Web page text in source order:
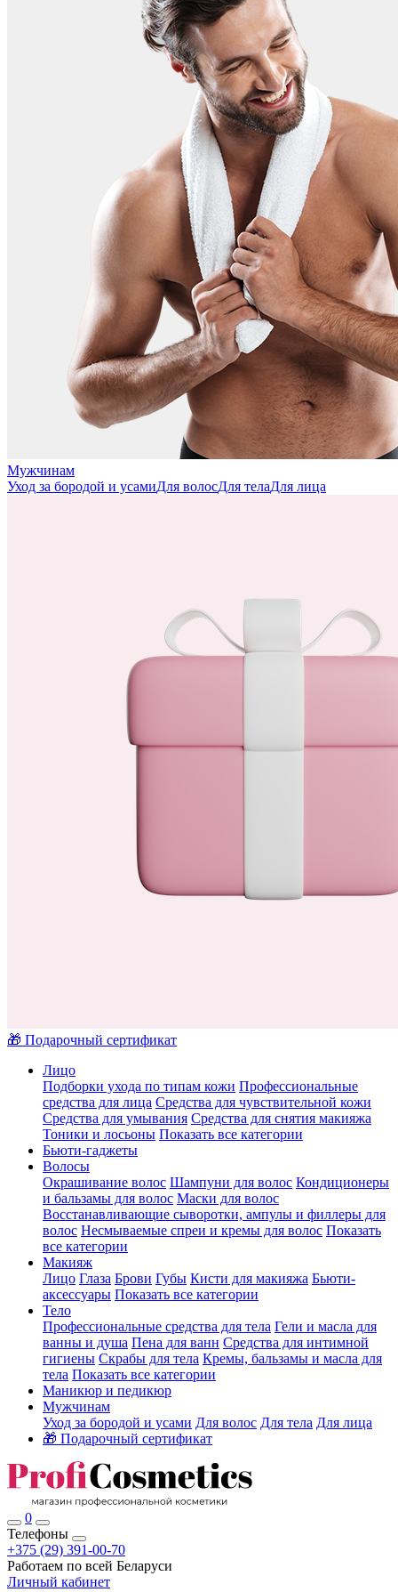
Мужчинам
Уход за бородой и усамиДля волосДля телаДля лица
🎁 Подарочный сертификат
Лицо
Подборки ухода по типам кожи Профессиональные
средства для лица Средства для чувствительной кожи
Средства для умывания Средства для снятия макияжа
Тоники и лосьоны Показать все категории
Бьюти-гаджеты
Волосы
Окрашивание волос Шампуни для волос Кондиционеры
и бальзамы для волос Маски для волос
Восстанавливающие сыворотки, ампулы и филлеры для
волос Несмываемые спреи и кремы для волос Показать
все категории
Макияж
Лицо Глаза Брови Губы Кисти для макияжа Бьюти-
аксессуары Показать все категории
Тело
Профессиональные средства для тела Гели и масла для
ванны и душа Пена для ванн Средства для интимной
гигиены Скрабы для тела Кремы, бальзамы и масла для
тела Показать все категории
Маникюр и педикюр
Мужчинам
Уход за бородой и усами Для волос Для тела Для лица
🎁 Подарочный сертификат
0
Телефоны
+375 (29) 391-00-70
Работаем по всей Беларуси
Личный кабинет